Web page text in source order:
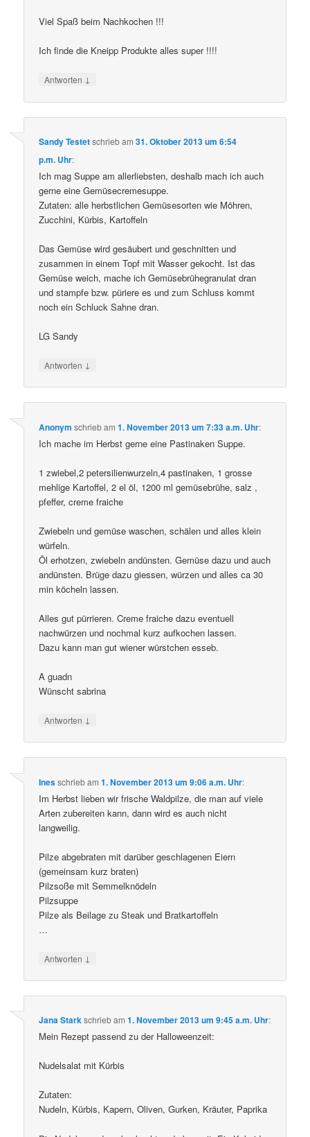
Viel Spaß beim Nachkochen !!!
Ich finde die Kneipp Produkte alles super !!!!
Antworten ↓
Sandy Testetschriebam31. Oktober 2013 um 6:54
p.m. Uhr:
Ich mag Suppe am allerliebsten, deshalb mach ich auch
gerne eine Gemüsecremesuppe.
Zutaten: alle herbstlichen Gemüsesorten wie Möhren,
Zucchini, Kürbis, Kartoffeln
Das Gemüse wird gesäubert und geschnitten und
zusammen in einem Topf mit Wasser gekocht. Ist das
Gemüse weich, mache ich Gemüsebrühegranulat dran
und stampfe bzw. püriere es und zum Schluss kommt
noch ein Schluck Sahne dran.
LG Sandy
Antworten ↓
Anonym schriebam1. November 2013 um 7:33 a.m. Uhr:
Ich mache im Herbst gerne eine Pastinaken Suppe.
1 zwiebel,2 petersilienwurzeln,4 pastinaken, 1 grosse
mehlige Kartoffel, 2 el öl, 1200 ml gemüsebrühe, salz ,
pfeffer, creme fraiche
Zwiebeln und gemüse waschen, schälen und alles klein
würfeln.
Öl erhotzen, zwiebeln andünsten. Gemüse dazu und auch
andünsten. Brüge dazu giessen, würzen und alles ca 30
min köcheln lassen.
Alles gut pürrieren. Creme fraiche dazu eventuell
nachwürzen und nochmal kurz aufkochen lassen.
Dazu kann man gut wiener würstchen esseb.
A guadn
Wünscht sabrina
Antworten ↓
Inesschriebam1. November 2013 um 9:06 a.m. Uhr:
Im Herbst lieben wir frische Waldpilze, die man auf viele
Arten zubereiten kann, dann wird es auch nicht
langweilig.
Pilze abgebraten mit darüber geschlagenen Eiern
(gemeinsam kurz braten)
Pilzsoße mit Semmelknödeln
Pilzsuppe
Pilze als Beilage zu Steak und Bratkartoffeln
…
Antworten ↓
Jana Starkschriebam1. November 2013 um 9:45 a.m. Uhr:
Mein Rezept passend zu der Halloweenzeit:
Nudelsalat mit Kürbis
Zutaten:
Nudeln, Kürbis, Kapern, Oliven, Gurken, Kräuter, Paprika